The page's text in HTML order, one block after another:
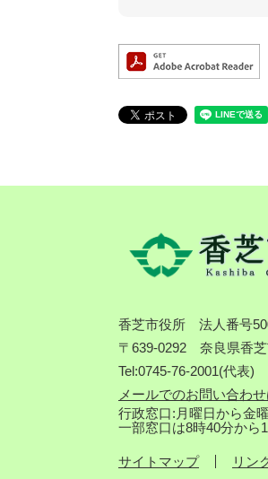
香芝市役所
法人番号
〒639-0292 奈良県香
Tel:0745-76-2001(代表)
メールでのお問い合わ
行政窓口:月曜日から金
一部窓口は8時40分から
サイトマップ リン